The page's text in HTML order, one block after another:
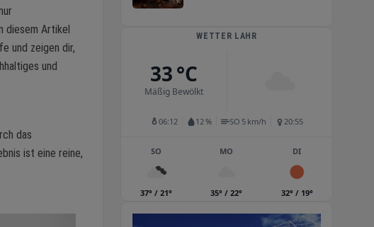
diesem Artikel
und zeigen dir,
und
das
ist eine reine,
WETTER LAHR
33 °C
Mäßig Bewölkt
06:12 12 % SO 5 km/h 20:55
SO
37° / 21°
MO
35° / 22°
DI
32° / 19°